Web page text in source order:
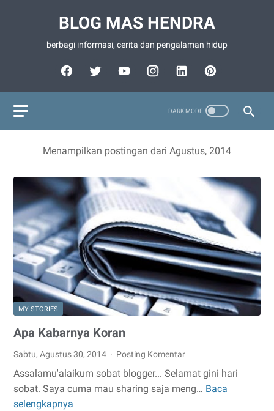
BLOG MAS HENDRA
berbagi informasi, cerita dan pengalaman hidup
Menampilkan postingan dari Agustus, 2014
MY STORIES
Apa Kabarnya Koran
Sabtu, Agustus 30, 2014 Posting Komentar
Assalamu'alaikum sobat blogger... Selamat gini hari
sobat. Saya cuma mau sharing saja meng… Baca
selengkapnya
Apa